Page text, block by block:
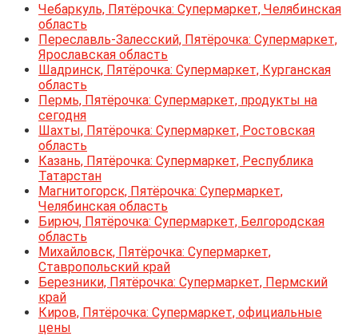
Чебаркуль, Пятёрочка: Супермаркет, Челябинская
область
Переславль-Залесский, Пятёрочка: Супермаркет,
Ярославская область
Шадринск, Пятёрочка: Супермаркет, Курганская
область
Пермь, Пятёрочка: Супермаркет, продукты на
сегодня
Шахты, Пятёрочка: Супермаркет, Ростовская
область
Казань, Пятёрочка: Супермаркет, Республика
Татарстан
Магнитогорск, Пятёрочка: Супермаркет,
Челябинская область
Бирюч, Пятёрочка: Супермаркет, Белгородская
область
Михайловск, Пятёрочка: Супермаркет,
Ставропольский край
Березники, Пятёрочка: Супермаркет, Пермский
край
Киров, Пятёрочка: Супермаркет, официальные
цены